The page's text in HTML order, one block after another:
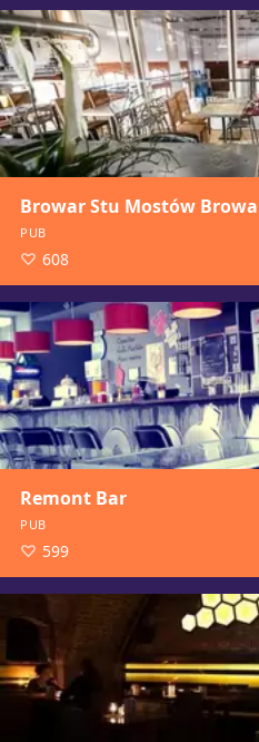
Browar Stu Mostów
PUB
608
Remont Bar
PUB
599